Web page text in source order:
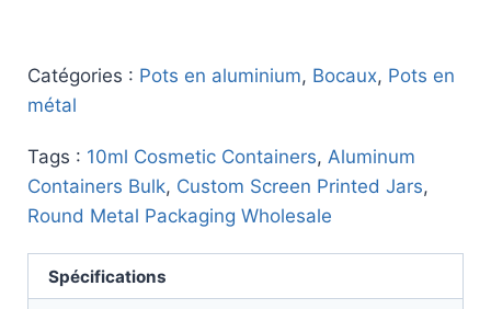
Catégories : Pots en aluminium, Bocaux, Pots en
métal
Tags : 10ml Cosmetic Containers, Aluminum
Containers Bulk, Custom Screen Printed Jars,
Round Metal Packaging Wholesale
Spécifications